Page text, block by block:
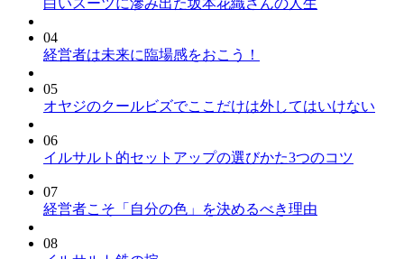
白いスーツに滲み出た坂本花織さんの人生
04
経営者は未来に臨場感をおこう！
05
オヤジのクールビズでここだけは外してはいけない
06
イルサルト的セットアップの選びかた3つのコツ
07
経営者こそ「自分の色」を決めるべき理由
08